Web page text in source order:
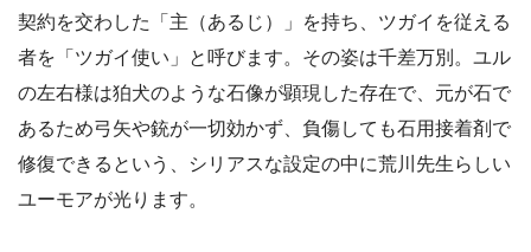
契約を交わした「主（あるじ）」を持ち、ツガイを従える
者を「ツガイ使い」と呼びます。その姿は千差万別。ユル
の左右様は狛犬のような石像が顕現した存在で、元が石で
あるため弓矢や銃が一切効かず、負傷しても石用接着剤で
修復できるという、シリアスな設定の中に荒川先生らしい
ユーモアが光ります。